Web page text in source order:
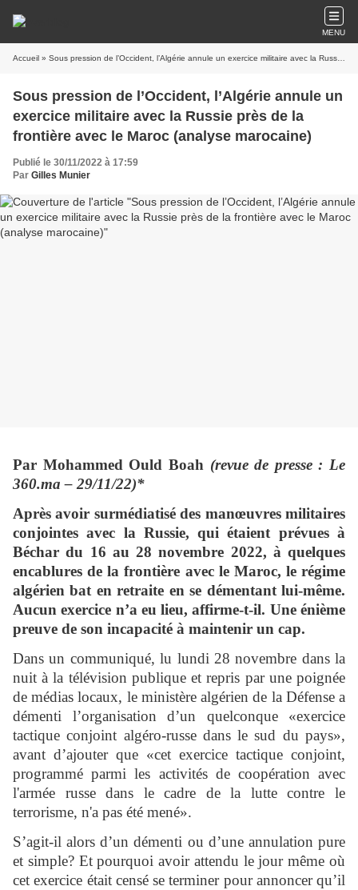
MENU
Accueil » Sous pression de l’Occident, l’Algérie annule un exercice militaire avec la Russie près de la frontière avec le Maroc (analyse marocaine)
Sous pression de l’Occident, l’Algérie annule un
exercice militaire avec la Russie près de la
frontière avec le Maroc (analyse marocaine)
Publié le 30/11/2022 à 17:59
Par Gilles Munier
Par Mohammed Ould Boah (revue de presse : Le
360.ma – 29/11/22)*
Après avoir surmédiatisé des manœuvres militaires
conjointes avec la Russie, qui étaient prévues à
Béchar du 16 au 28 novembre 2022, à quelques
encablures de la frontière avec le Maroc, le régime
algérien bat en retraite en se démentant lui-même.
Aucun exercice n’a eu lieu, affirme-t-il. Une énième
preuve de son incapacité à maintenir un cap.
Dans un communiqué, lu lundi 28 novembre dans la
nuit à la télévision publique et repris par une poignée
de médias locaux, le ministère algérien de la Défense a
démenti l’organisation d’un quelconque «exercice
tactique conjoint algéro-russe dans le sud du pays»,
avant d’ajouter que «cet exercice tactique conjoint,
programmé parmi les activités de coopération avec
l'armée russe dans le cadre de la lutte contre le
terrorisme, n'a pas été mené».
S’agit-il alors d’un démenti ou d’une annulation pure
et simple? Et pourquoi avoir attendu le jour même où
cet exercice était censé se terminer pour annoncer qu’il